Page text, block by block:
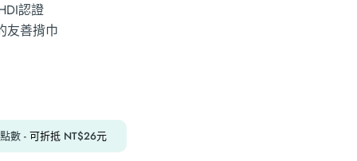
認證
友善揹巾
數- 可折抵 NT$26元